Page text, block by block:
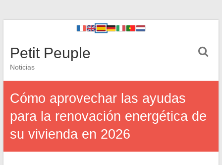
Petit Peuple
Noticias
Cómo aprovechar las ayudas
para la renovación energética de
su vivienda en 2026